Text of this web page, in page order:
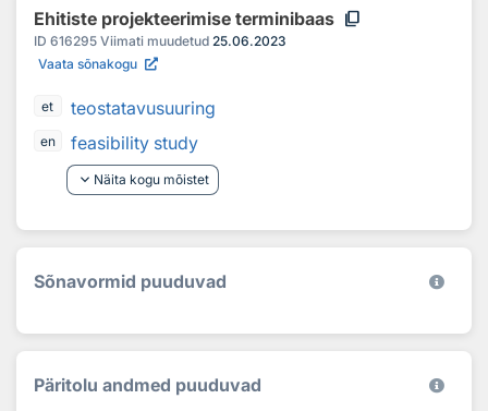
Ehitiste projekteerimise terminibaas content_copy
ID 616295 Viimati muudetud 25.06.2023
Vaata sõnakogu
et teostatavusuuring
en
feasibility study
keyboard_arrow_down Näita kogu mõistet
Sõnavormid puuduvad
Päritolu andmed puuduvad